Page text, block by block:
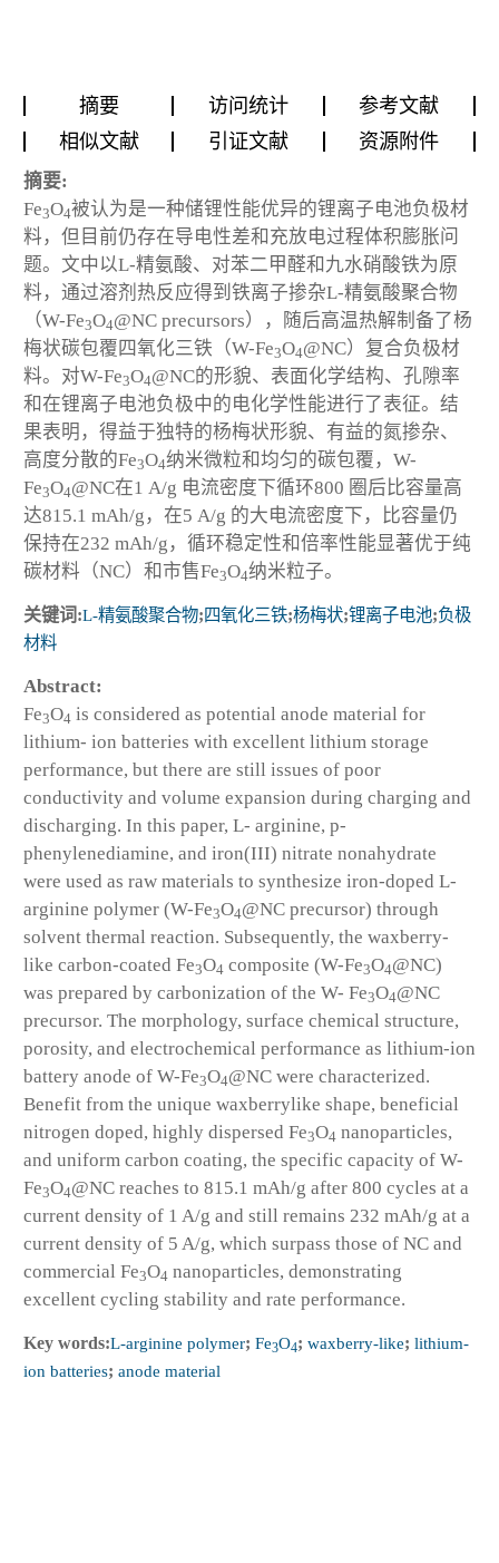
摘要 访问统计
参考文献
相似文献
引证文献 资源附件
摘要:
Fe3O4被认为是一种储锂性能优异的锂离子电池负极材
料，但目前仍存在导电性差和充放电过程体积膨胀问
题。文中以L-精氨酸、对苯二甲醛和九水硝酸铁为原
料，通过溶剂热反应得到铁离子掺杂L-精氨酸聚合物
（W-Fe3O4@NC precursors），随后高温热解制备了杨
梅状碳包覆四氧化三铁（W-Fe3O4@NC）复合负极材
料。对W-Fe3O4@NC的形貌、表面化学结构、孔隙率
和在锂离子电池负极中的电化学性能进行了表征。结
果表明，得益于独特的杨梅状形貌、有益的氮掺杂、
高度分散的Fe3O4纳米微粒和均匀的碳包覆，W-
Fe3O4@NC在1 A/g 电流密度下循环800 圈后比容量高
达815.1 mAh/g，在5 A/g 的大电流密度下，比容量仍
保持在232 mAh/g，循环稳定性和倍率性能显著优于纯
碳材料（NC）和市售Fe3O4纳米粒子。
关键词:L-精氨酸聚合物;四氧化三铁;杨梅状;锂离子电池;负极
材料
Abstract:
Fe3O4 is considered as potential anode material for
lithium- ion batteries with excellent lithium storage
performance, but there are still issues of poor
conductivity and volume expansion during charging and
discharging. In this paper, L- arginine, p-
phenylenediamine, and iron(III) nitrate nonahydrate
were used as raw materials to synthesize iron-doped L-
arginine polymer (W-Fe3O4@NC precursor) through
solvent thermal reaction. Subsequently, the waxberry-
like carbon-coated Fe3O4 composite (W-Fe3O4@NC)
was prepared by carbonization of the W- Fe3O4@NC
precursor. The morphology, surface chemical structure,
porosity, and electrochemical performance as lithium-ion
battery anode of W-Fe3O4@NC were characterized.
Benefit from the unique waxberrylike shape, beneficial
nitrogen doped, highly dispersed Fe3O4 nanoparticles,
and uniform carbon coating, the specific capacity of W-
Fe3O4@NC reaches to 815.1 mAh/g after 800 cycles at a
current density of 1 A/g and still remains 232 mAh/g at a
current density of 5 A/g, which surpass those of NC and
commercial Fe3O4 nanoparticles, demonstrating
excellent cycling stability and rate performance.
Key words:L-arginine polymer; Fe3O4; waxberry-like; lithium-
ion batteries; anode material